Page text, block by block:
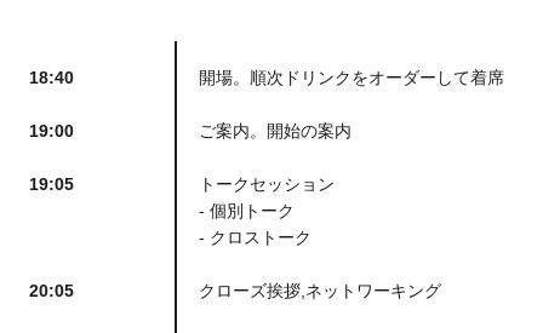
18:40 開場。順次ドリンクをオーダーして着席
19:00 ご案内。開始の案内
19:05
トークセッション
- 個別トーク
- クロストーク
20:05 クローズ挨拶,ネットワーキング